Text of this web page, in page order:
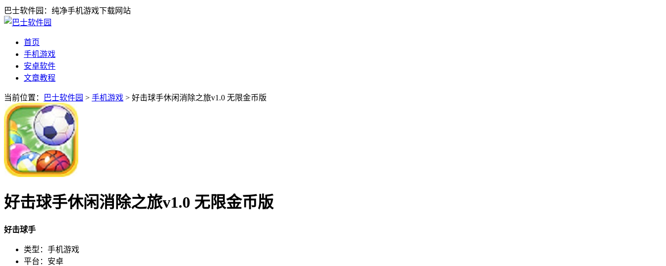
巴士软件园：纯净手机游戏下载网站
首页
手机游戏
安卓软件
文章教程
当前位置： 巴士软件园 > 手机游戏 > 好击球手休闲消除之旅v1.0 无限金币版
好击球手休闲消除之旅v1.0 无限金币版
好击球手
类型：手机游戏
平台：安卓